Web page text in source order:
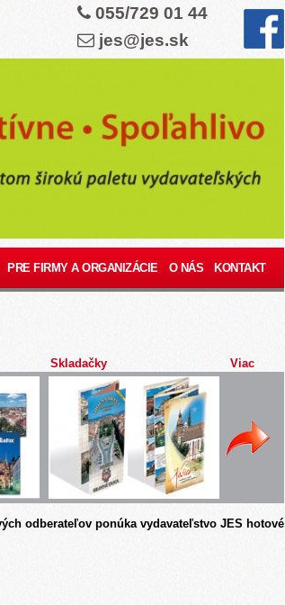
055/729 01 44
jes@jes.sk
PRE FIRMY A ORGANIZÁCIE O NÁS KONTAKT
Skladačky Viac
odberateľov ponúka vydavateľstvo JES hotové